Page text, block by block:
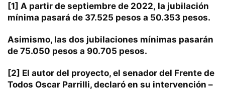
[1] A partir de septiembre de 2022, la jubilación
mínima pasará de 37.525 pesos a 50.353 pesos.
Asimismo, las dos jubilaciones mínimas pasarán
de 75.050 pesos a 90.705 pesos.
[2] El autor del proyecto, el senador del Frente de
Todos Oscar Parrilli, declaró en su intervención –